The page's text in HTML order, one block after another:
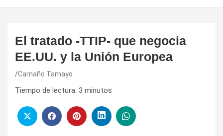
El tratado -TTIP- que negocia
EE.UU. y la Unión Europea
Camaño Tamayo
Tiempo de lectura: 3 minutos